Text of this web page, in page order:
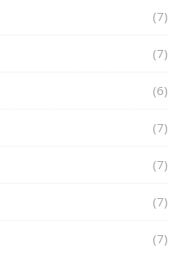
(7)
(7)
(6)
(7)
(7)
(7)
(7)